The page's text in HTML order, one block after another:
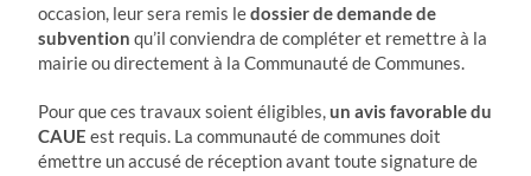
occasion, leur sera remis ledossier de demande de
subvention qu’il conviendra de compléter et remettre à la
mairie ou directement à la Communauté de Communes.
Pour que ces travaux soient éligibles,un avis favorable du
CAUE est requis. La communauté de communes doit
émettre un accusé de réception avant toute signature de